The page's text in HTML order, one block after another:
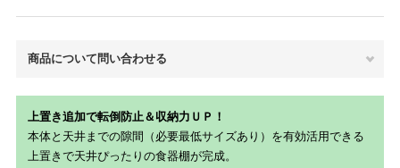
商品について問い合わせる
上置き追加で転倒防止＆収納力ＵＰ！
本体と天井までの隙間（必要最低サイズあり）を有効活用できる
上置きで天井ぴったりの食器棚が完成。